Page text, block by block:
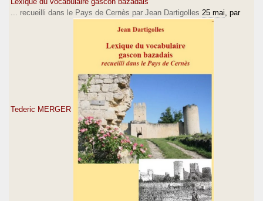
... recueilli dans le Pays de Cernès par Jean Dartigolles 25 mai , par
Tederic MERGER